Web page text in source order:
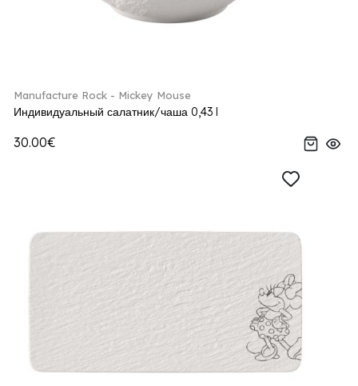
Manufacture Rock - Mickey Mouse
Индивидуальный салатник/чаша 0,43 l
30.00€